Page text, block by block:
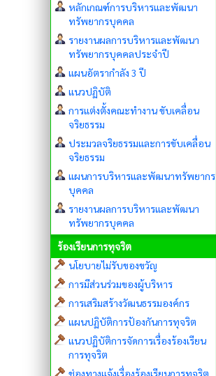
หลักเกณฑ์การบริหารและพัฒนา
ทรัพยากรบุคคล
รายงานผลการบริหารและพัฒนา
ทรัพยากรบุคคลประจำปี
แผนอัตรากำลัง 3 ปี
แนวปฏิบัติ
การแต่งตั้งคณะทำงาน ขับเคลื่อน
จริยธรรม
ประมวลจริยธรรมและการขับเคลื่อน
จริยธรรม
แผนการบริหารและพัฒนาทรัพยากร
บุคคล
รายงานผลการบริหารและพัฒนา
ทรัพยากรบุคคล
ร้องเรียนการทุจริต
นโยบายไม่รับของขวัญ
การมีส่วนร่วมของผู้บริหาร
การเสริมสร้างวัฒนธรรมองค์กร
แผนปฏิบัติการป้องกันการทุจริต
แนวปฏิบัติการจัดการเรื่องร้องเรียน
การทุจริต
ช่องทางแจ้งเรื่องร้องเรียนการทุจริต